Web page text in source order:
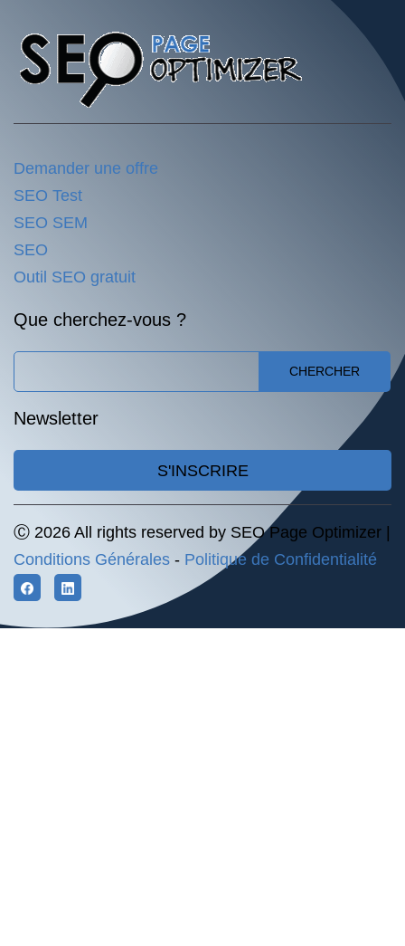
Demander une offre
SEO Test
SEO SEM
SEO
Outil SEO gratuit
Que cherchez-vous ?
CHERCHER
Newsletter
S'INSCRIRE
Ⓒ 2026 All rights reserved by SEO Page Optimizer |
Conditions Générales - Politique de Confidentialité